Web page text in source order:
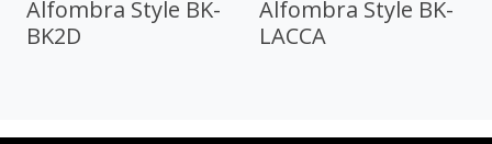
Alfombra Style BK-
BK2D
Alfombra Style BK-
LACCA